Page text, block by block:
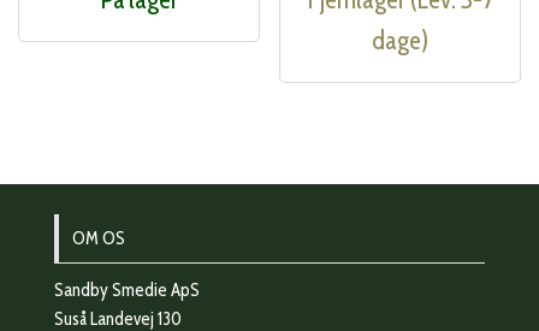
dage)
OM OS
Sandby Smedie ApS
Suså Landevej 130